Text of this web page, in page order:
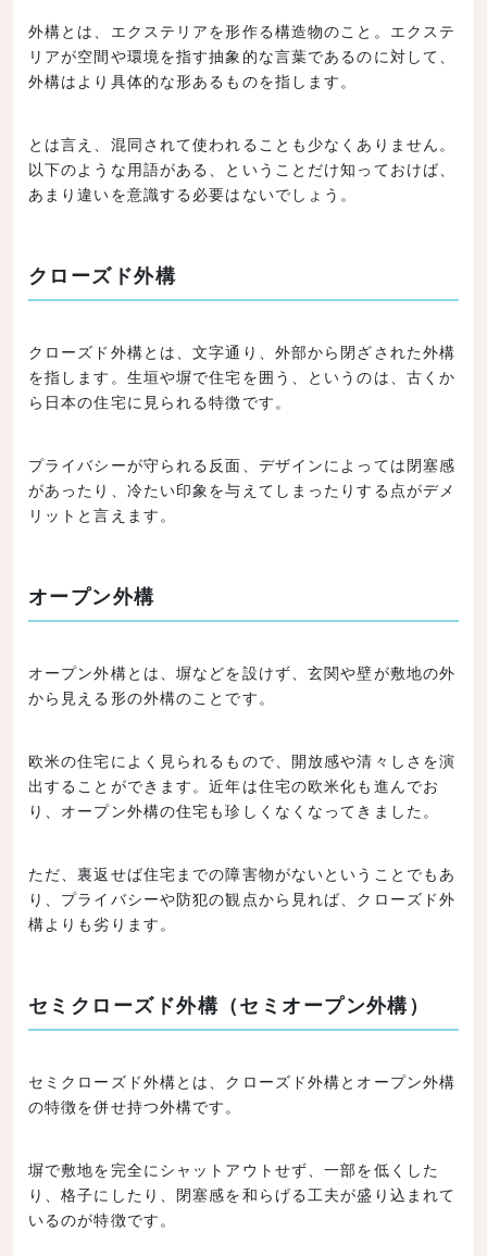
外構とは、エクステリアを形作る構造物のこと。エクステ
リアが空間や環境を指す抽象的な言葉であるのに対して、
外構はより具体的な形あるものを指します。
とは言え、混同されて使われることも少なくありません。
以下のような用語がある、ということだけ知っておけば、
あまり違いを意識する必要はないでしょう。
クローズド外構
クローズド外構とは、文字通り、外部から閉ざされた外構
を指します。生垣や塀で住宅を囲う、というのは、古くか
ら日本の住宅に見られる特徴です。
プライバシーが守られる反面、デザインによっては閉塞感
があったり、冷たい印象を与えてしまったりする点がデメ
リットと言えます。
オープン外構
オープン外構とは、塀などを設けず、玄関や壁が敷地の外
から見える形の外構のことです。
欧米の住宅によく見られるもので、開放感や清々しさを演
出することができます。近年は住宅の欧米化も進んでお
り、オープン外構の住宅も珍しくなくなってきました。
ただ、裏返せば住宅までの障害物がないということでもあ
り、プライバシーや防犯の観点から見れば、クローズド外
構よりも劣ります。
セミクローズド外構（セミオープン外構）
セミクローズド外構とは、クローズド外構とオープン外構
の特徴を併せ持つ外構です。
塀で敷地を完全にシャットアウトせず、一部を低くした
り、格子にしたり、閉塞感を和らげる工夫が盛り込まれて
いるのが特徴です。